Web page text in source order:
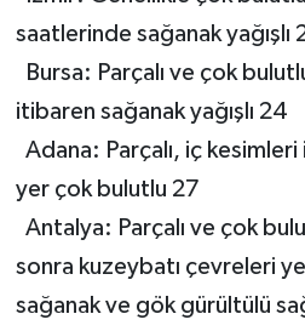
saatlerinde sağanak yağışlı
Bursa: Parçalı ve çok
itibaren sağanak yağışlı 24
Adana: Parçalı, iç
yer çok bulutlu 27
Antalya: Parçalı ve çok
sonra kuzeybatı çevreleri
sağanak ve gök gürültülü